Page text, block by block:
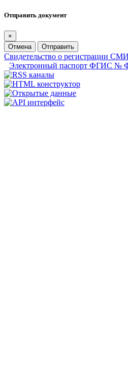
Отправить документ
×
Отмена
Отправить
Свидетельство о регистрации
Электронный паспорт ФГИС №